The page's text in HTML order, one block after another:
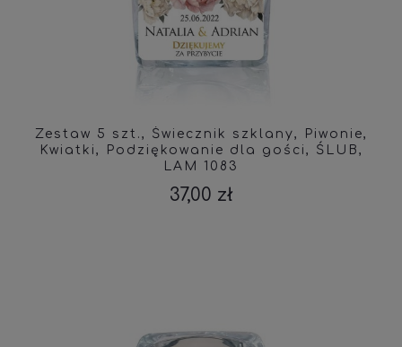
Zestaw 5 szt., Świecznik szklany, Piwonie,
Kwiatki, Podziękowanie dla gości, ŚLUB,
LAM 1083
37,00 zł